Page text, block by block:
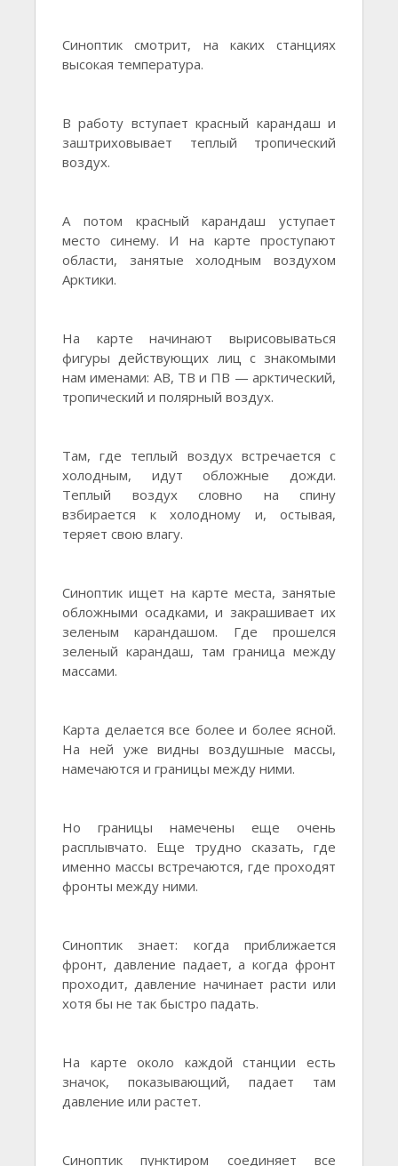
Синоптик смотрит, на каких станциях
высокая температура.
В работу вступает красный карандаш и
заштриховывает теплый тропический
воздух.
А потом красный карандаш уступает
место синему. И на карте проступают
области, занятые холодным воздухом
Арктики.
На карте начинают вырисовываться
фигуры действующих лиц с знакомыми
нам именами: АВ, ТВ и ПВ — арктический,
тропический и полярный воздух.
Там, где теплый воздух встречается с
холодным, идут обложные дожди.
Теплый воздух словно на спину
взбирается к холодному и, остывая,
теряет свою влагу.
Синоптик ищет на карте места, занятые
обложными осадками, и закрашивает их
зеленым карандашом. Где прошелся
зеленый карандаш, там граница между
массами.
Карта делается все более и более ясной.
На ней уже видны воздушные массы,
намечаются и границы между ними.
Но границы намечены еще очень
расплывчато. Еще трудно сказать, где
именно массы встречаются, где проходят
фронты между ними.
Синоптик знает: когда приближается
фронт, давление падает, а когда фронт
проходит, давление начинает расти или
хотя бы не так быстро падать.
На карте около каждой станции есть
значок, показывающий, падает там
давление или растет.
Синоптик пунктиром соединяет все